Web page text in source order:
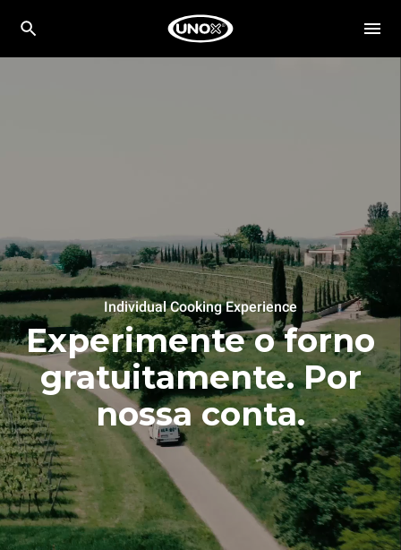
Individual Cooking Experience
Experimente o forno
gratuitamente. Por
nossa conta.